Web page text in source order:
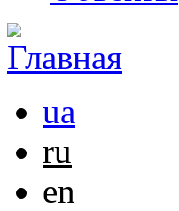
ua
ru
en